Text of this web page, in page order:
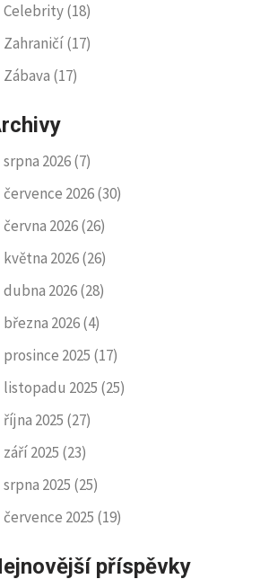
Celebrity(18)
Zahraničí(17)
Zábava (17)
srpna 2026(7)
července 2026(30)
června 2026(26)
května 2026(26)
dubna 2026(28)
března 2026(4)
prosince 2025 (17)
listopadu 2025 (25)
října 2025 (27)
září 2025 (23)
srpna 2025 (25)
července 2025 (19)
příspěvky